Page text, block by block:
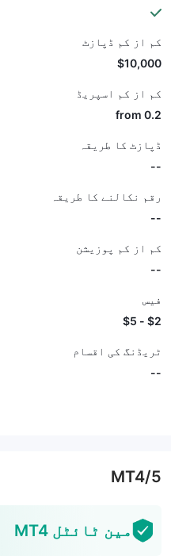
کم از کم ڈپازٹ
$10,000
کم از کم اسپریڈ
from 0.2
ڈپازٹ کا طریقہ
--
رقم نکالنے کا طریقہ
--
کم از کم پوزیشن
--
فیس
$2 - $5
ٹریڈنگ کی اقسام
--
MT4/5
مین ٹائٹل MT4